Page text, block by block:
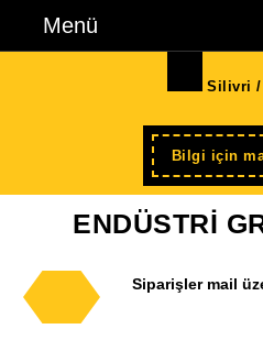
Menü
Silivri /
Bilgi için
ENDÜSTRİ
Siparişler mail